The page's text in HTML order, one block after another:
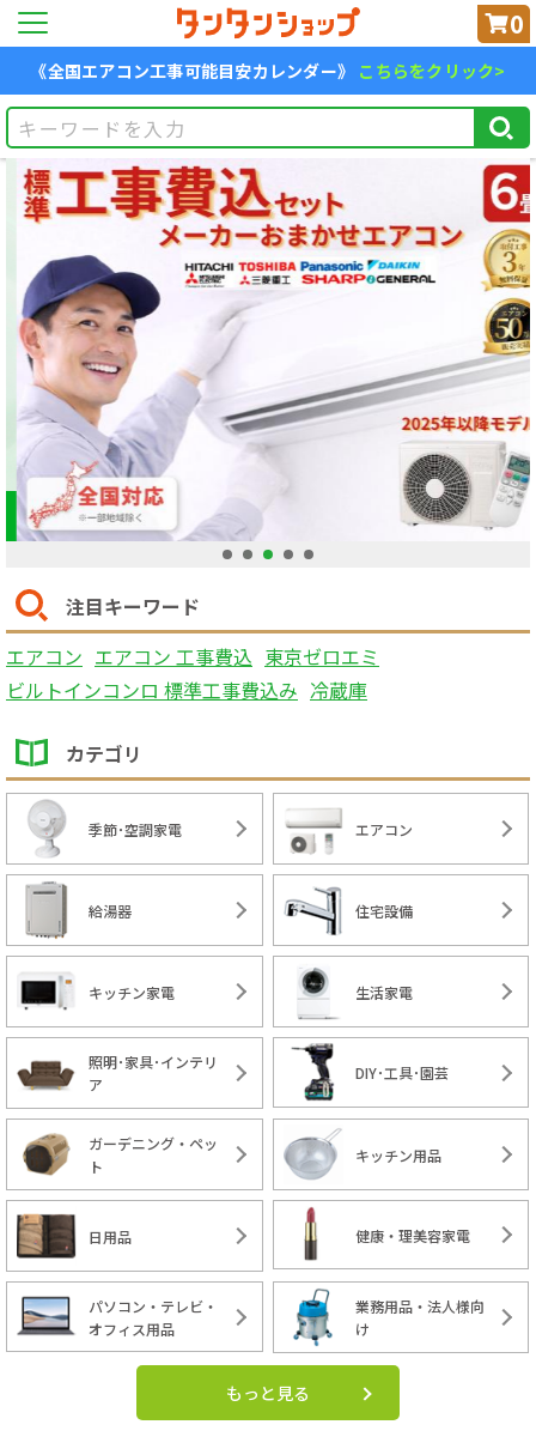
0
《全国エアコン工事可能目安カレンダー》 こちらをクリック>
1 2 3 4 5
注目キーワード
エアコン エアコン 工事費込 東京ゼロエミ
ビルトインコンロ 標準工事費込み 冷蔵庫
カテゴリ
季節･空調家電 エアコン
給湯器 住宅設備
キッチン家電 生活家電
照明･家具･インテリ
ア
DIY･工具･園芸
ガーデニング・ペッ
ト
キッチン用品
日用品 健康・理美容家電
パソコン・テレビ・
オフィス用品
業務用品・法人様向
け
もっと見る